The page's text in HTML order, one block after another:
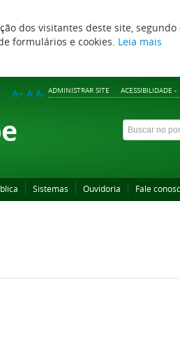
dos visitantes deste site,
formulários e cookies. Leia mais
ADMINISTRAR SITE ACESSIBILIDADE -
A+ A A-
Sistemas Ouvidoria Fale